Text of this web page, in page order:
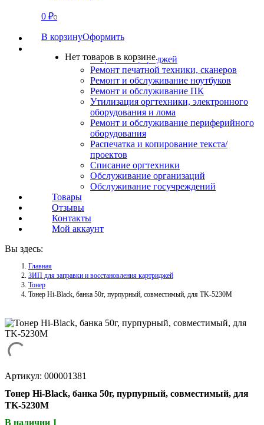
0 ₽0
В корзинуОформить
Нет товаров в корзине.
СВЯЗАТЬСЯ
О нас
Заправка картриджей
Ремонт печатной техники, сканеров
Ремонт и обслуживание ноутбуков
Ремонт и обслуживание ПК
Утилизация оргтехники, электронного
оборудования и лома
Ремонт и обслуживание периферийного
оборудования
Распечатка и копирование текста/
проектов
Списание оргтехники
Обслуживание организаций
Обслуживание госучреждений
Товары
Отзывы
Контакты
Мой аккаунт
Вы здесь:
Главная
ЗИП для заправки и восстановления картриджей
Тонер
Тонер Hi-Black, банка 50г, пурпурный, совместимый, для TK-5230M
Артикул: 000001381
Тонер Hi-Black, банка 50г, пурпурный, совместимый, для
TK-5230M
В наличии 1